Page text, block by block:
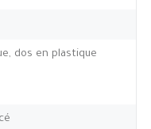
dos en plastique